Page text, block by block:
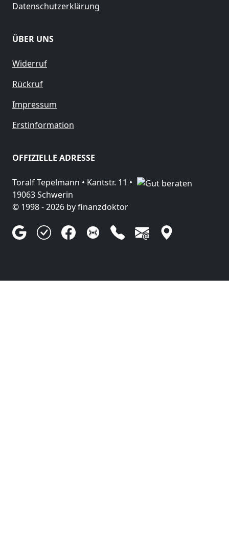
Datenschutzerklärung
ÜBER UNS
Widerruf
Rückruf
Impressum
Erstinformation
OFFIZIELLE ADRESSE
Toralf Tepelmann • Kantstr. 11 •
19063Schwerin
© 1998 - 2026 byfinanzdoktor